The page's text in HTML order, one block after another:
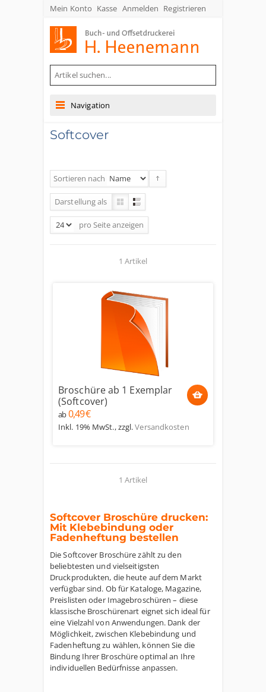
Mein Konto Kasse Anmelden Registrieren
Navigation
Softcover
Sortieren nach
Darstellung als
pro Seiteanzeigen
1 Artikel
Broschüre ab 1 Exemplar
(Softcover)
ab 0,49 €
Inkl. 19% MwSt.,zzgl.Versandkosten
1 Artikel
Softcover Broschüre drucken:
Mit Klebebindung oder
Fadenheftung bestellen
Die Softcover Broschüre zählt zu den
beliebtesten und vielseitigsten
Druckprodukten, die heute auf dem Markt
verfügbar sind. Ob für Kataloge, Magazine,
Preislisten oder Imagebroschüren – diese
klassische Broschürenart eignet sich ideal für
eine Vielzahl von Anwendungen. Dank der
Möglichkeit, zwischen Klebebindung und
Fadenheftung zu wählen, können Sie die
Bindung Ihrer Broschüre optimal an Ihre
individuellen Bedürfnisse anpassen.